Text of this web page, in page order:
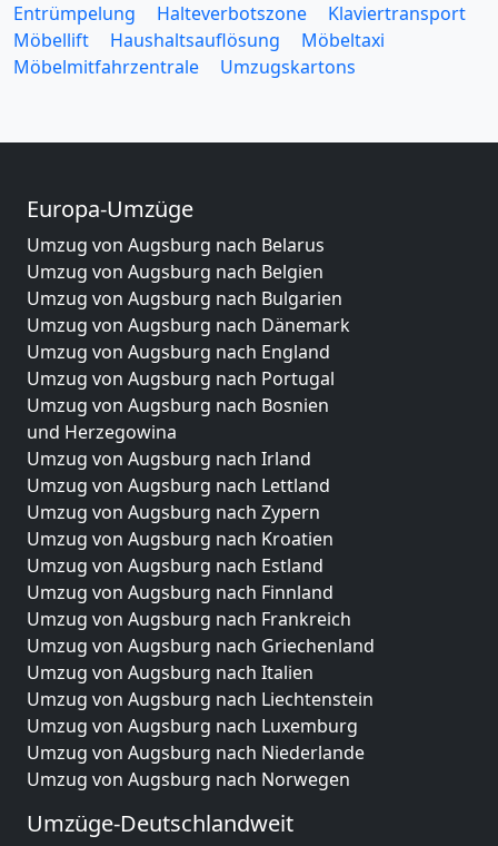
Entrümpelung
Halteverbotszone
Klaviertransport
Möbellift
Haushaltsauflösung
Möbeltaxi
Möbelmitfahrzentrale
Umzugskartons
Europa-Umzüge
Umzug von Augsburg nach Belarus
Umzug von Augsburg nach Belgien
Umzug von Augsburg nach Bulgarien
Umzug von Augsburg nach Dänemark
Umzug von Augsburg nach England
Umzug von Augsburg nach Portugal
Umzug von Augsburg nach Bosnien
und Herzegowina
Umzug von Augsburg nach Irland
Umzug von Augsburg nach Lettland
Umzug von Augsburg nach Zypern
Umzug von Augsburg nach Kroatien
Umzug von Augsburg nach Estland
Umzug von Augsburg nach Finnland
Umzug von Augsburg nach Frankreich
Umzug von Augsburg nach Griechenland
Umzug von Augsburg nach Italien
Umzug von Augsburg nach Liechtenstein
Umzug von Augsburg nach Luxemburg
Umzug von Augsburg nach Niederlande
Umzug von Augsburg nach Norwegen
Umzüge-Deutschlandweit